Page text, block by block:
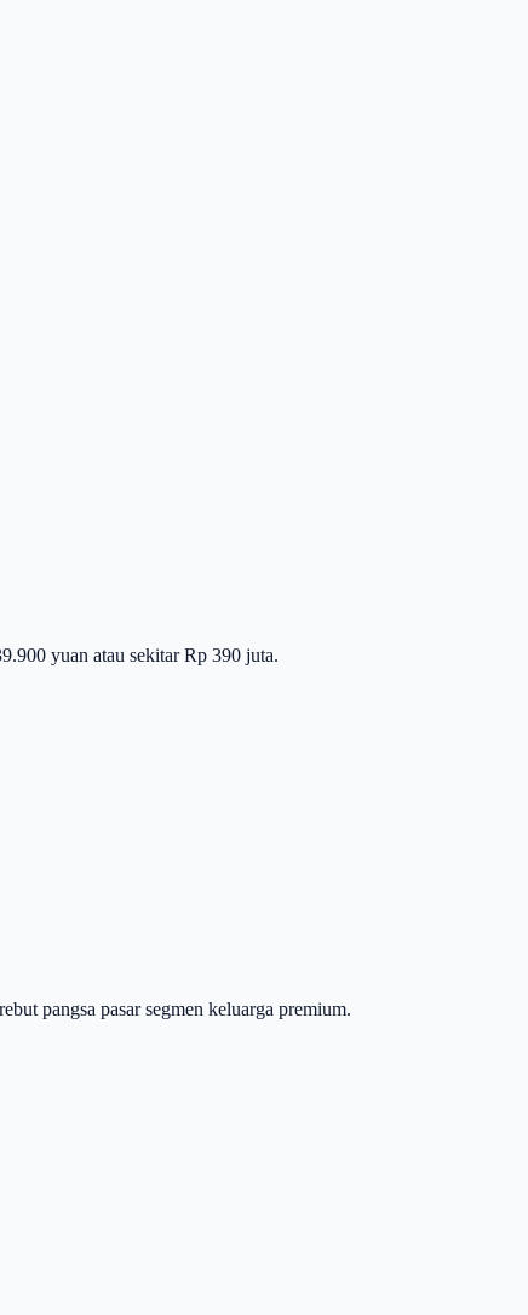
yuan atau sekitar Rp 390 juta.
pangsa pasar segmen keluarga premium.